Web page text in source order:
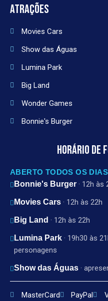
ATRAÇÕES
Movies Cars
Show das Águas
Lumina Park
Big Land
Wonder Games
Bonnie's Burger
HORÁRIO DE
ABERTO TODOS OS DIAS
Bonnie's Burger · 12h às
Movies Cars · 12h às 22h
Big Land · 12h às 22h
Lumina Park · 19h30 às
personagens
Show das Águas ·
MasterCard PayPal